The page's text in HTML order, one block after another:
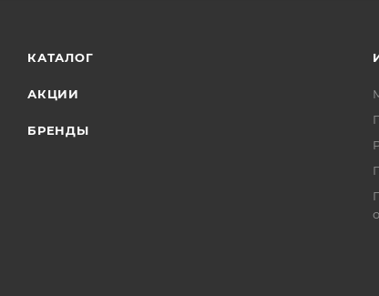
КАТАЛОГ
АКЦИИ
БРЕНДЫ